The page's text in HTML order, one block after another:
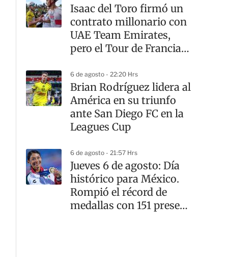
Isaac del Toro firmó un
contrato millonario con
UAE Team Emirates,
pero el Tour de Francia
dueño
6 de agosto - 22:20 Hrs
Brian Rodríguez lidera al
América en su triunfo
ante San Diego FC en la
Leagues Cup
6 de agosto - 21:57 Hrs
Jueves 6 de agosto: Día
histórico para México.
Rompió el récord de
medallas con 151 preseas